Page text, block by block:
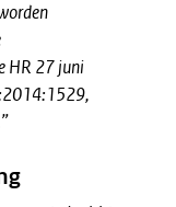
HR 27 juni